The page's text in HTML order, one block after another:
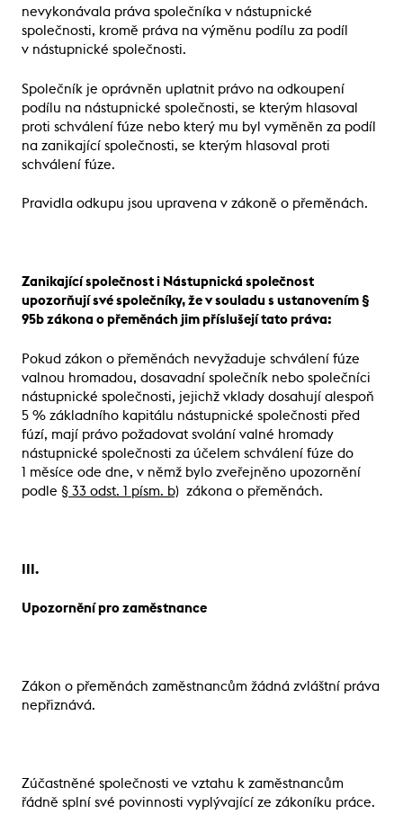
nevykonávala práva společníka v nástupnické
společnosti, kromě práva na výměnu podílu za podíl
v nástupnické společnosti.
Společník je oprávněn uplatnit právo na odkoupení
podílu na nástupnické společnosti, se kterým hlasoval
proti schválení fúze nebo který mu byl vyměněn za podíl
na zanikající společnosti, se kterým hlasoval proti
schválení fúze.
Pravidla odkupu jsou upravena v zákoně o přeměnách.
Zanikající společnost i Nástupnická společnost
upozorňují své společníky, že v souladu s ustanovením §
95b zákona o přeměnách jim příslušejí tato práva:
Pokud zákon o přeměnách nevyžaduje schválení fúze
valnou hromadou, dosavadní společník nebo společníci
nástupnické společnosti, jejichž vklady dosahují alespoň
5 % základního kapitálu nástupnické společnosti před
fúzí, mají právo požadovat svolání valné hromady
nástupnické společnosti za účelem schválení fúze do
1 měsíce ode dne, v němž bylo zveřejněno upozornění
podle § 33 odst. 1 písm. b) zákona o přeměnách.
III.
Upozornění pro zaměstnance
Zákon o přeměnách zaměstnancům žádná zvláštní práva
nepřiznává.
Zúčastněné společnosti ve vztahu k zaměstnancům
řádně splní své povinnosti vyplývající ze zákoníku práce.